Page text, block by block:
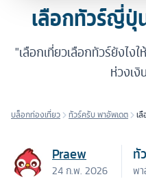
เลือกทัวร์ญี่ปุ่
"เลือกเที่ยวเลือกทัวร์ยังไ
ห่วงเงิ
บล็อกท่องเที่ยว ทัวร์ครับ พาอัพเดต
เ
Praew
24 ก.พ. 2026
ทั
พ